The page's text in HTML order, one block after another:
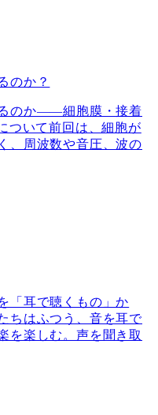
のか？
のか――細胞膜・接着
ついて前回は、細胞が
、周波数や音圧、波の
「耳で聴くもの」か
ちはふつう、音を耳で
を楽しむ。声を聞き取